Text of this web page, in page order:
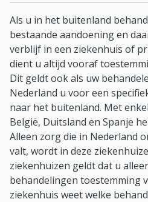
Als u in het buitenland
bestaande aandoening en
verblijf in een ziekenhuis of
dient u altijd vooraf
Dit geldt ook als uw
Nederland u voor een
naar het buitenland. Met
België, Duitsland en Spanje
Alleen zorg die in Nederland
valt, wordt in deze
ziekenhuizen geldt dat u
behandelingen toestemming
ziekenhuis weet welke